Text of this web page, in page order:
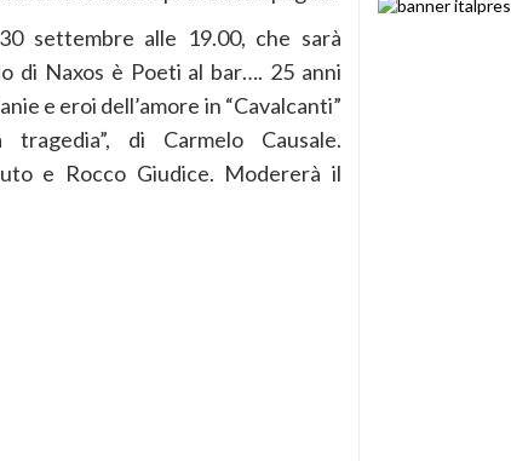
settembre alle 19.00, che sarà
di Naxos è Poeti al bar…. 25 anni
e eroi dell’amore in “Cavalcanti”
di Carmelo Causale.
e Rocco Giudice. Modererà il